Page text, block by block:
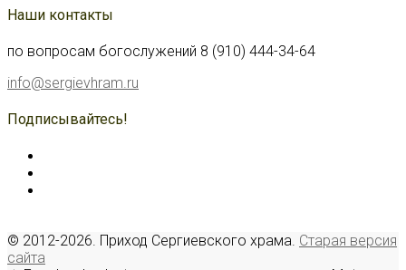
Наши контакты
по вопросам богослужений 8 (910) 444-34-64
info@sergievhram.ru
Подписывайтесь!
© 2012-2026. Приход Сергиевского храма. Старая версия
сайта